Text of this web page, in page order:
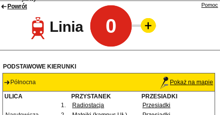
Powrót
Linia 0
Pomoc
PODSTAWOWE KIERUNKI
Północna Pokaż na mapie
ULICA PRZYSTANEK
PRZESIADKI
1.
Radiostacja
Przesiadki